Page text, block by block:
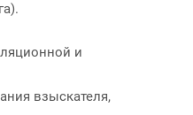
и
взыскателя,